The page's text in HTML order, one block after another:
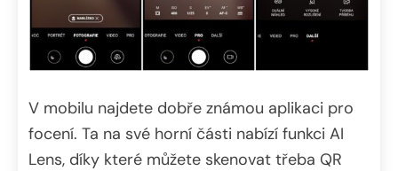
V mobilu najdete dobře známou aplikaci pro
focení. Ta na své horní části nabízí funkci AI
Lens, díky které můžete skenovat třeba QR